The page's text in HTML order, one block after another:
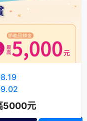
5000元